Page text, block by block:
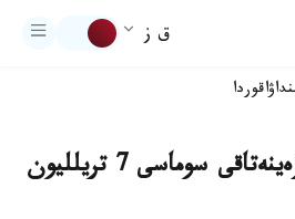
ق ز
اقوردا
قازاقستاندىقتاردىڭ زەينەتاقى سوماسى 7 تريلليون